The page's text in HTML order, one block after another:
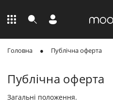
Головна Публічна оферта
Публічна оферта
Загальні положення.